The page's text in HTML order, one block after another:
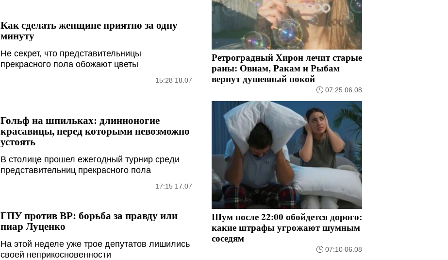
Как сделать женщине приятно за одну
минуту
Не секрет, что представительницы
прекрасного пола обожают цветы
15:28 18.07
Гольф на шпильках: длинноногие
красавицы, перед которыми невозможно
устоять
В столице прошел ежегодный турнир среди
представительниц прекрасного пола
17:15 17.07
ГПУ против ВР: борьба за правду или
пиар Луценко
На этой неделе уже трое депутатов лишились
своей неприкосновенности
Ретроградный Хирон лечит старые
раны: Овнам, Ракам и Рыбам
вернут душевный покой
07:25 06.08
Шум после 22:00 обойдется дорого:
какие штрафы угрожают шумным
соседям
07:10 06.08